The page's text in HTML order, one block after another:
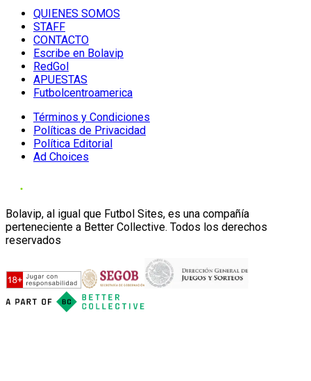
QUIENES SOMOS
STAFF
CONTACTO
Escribe en Bolavip
RedGol
APUESTAS
Futbolcentroamerica
Términos y Condiciones
Políticas de Privacidad
Política Editorial
Ad Choices
Bolavip, al igual que Futbol Sites, es una compañía
perteneciente a Better Collective. Todos los derechos
reservados